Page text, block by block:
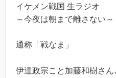
イケメン戦国 生ラジオ
～今夜は朝まで離さない～
通称「戦なま」
伊達政宗こと加藤和樹さん